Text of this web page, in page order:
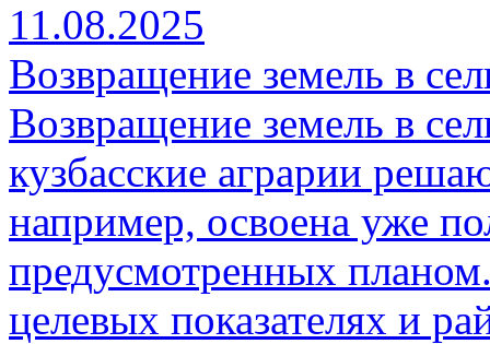
11.08.2025
Возвращение земель в
Возвращение земель в
кузбасские аграрии
например, освоена уже
предусмотренных
целевых показателях и